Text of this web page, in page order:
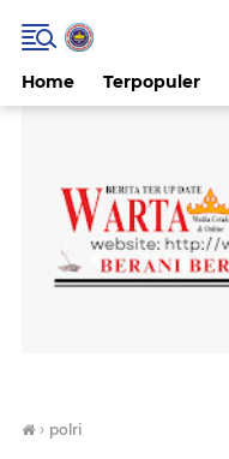
Home Terpopuler
› polri